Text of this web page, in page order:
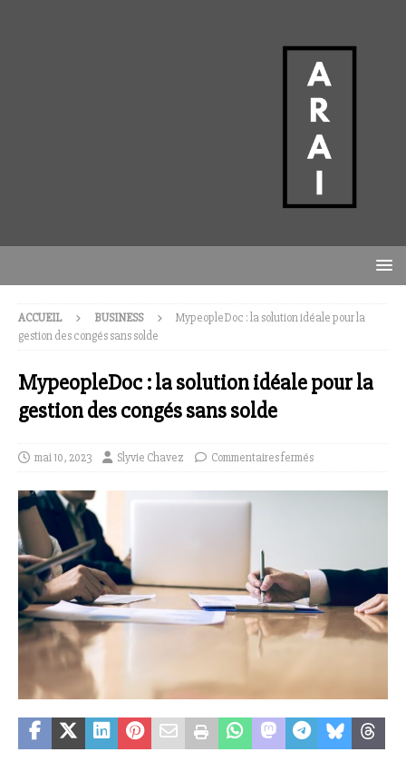
ACCUEIL BUSINESS
MypeopleDoc : la solution idéale pour la
gestion des congés sans solde
MypeopleDoc : la solution idéale pour la
gestion des congés sans solde
mai 10, 2023 Slyvie Chavez Commentaires fermés